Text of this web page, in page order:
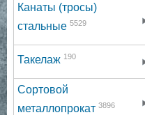
Канаты (тросы)
стальные 5529
Такелаж 190
Сортовой
металлопрокат 3896